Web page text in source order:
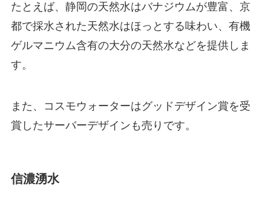
たとえば、静岡の天然水はバナジウムが豊富、京
都で採水された天然水はほっとする味わい、有機
ゲルマニウム含有の大分の天然水などを提供しま
す。
また、コスモウォーターはグッドデザイン賞を受
賞したサーバーデザインも売りです。
信濃湧水